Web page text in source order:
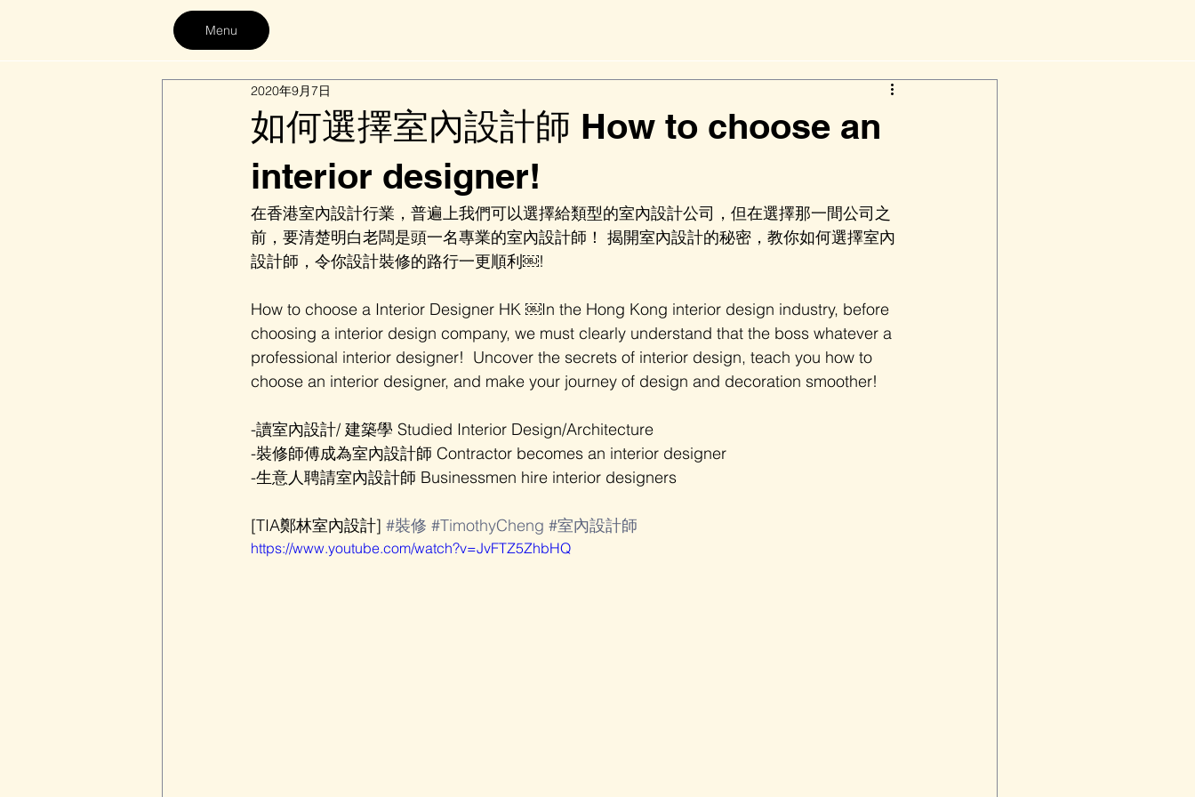
Menu
如何選擇室內設計師 How to choose an
interior designer!
2020年9月7日
在香港室內設計行業，普遍上我們可以選擇給類型的室內設計公司，但在選擇那一間公司之
前，要清楚明白老闆是頭一名專業的室內設計師！ 揭開室內設計的秘密，教你如何選擇室內
設計師，令你設計裝修的路行一更順利￼!
How to choose a Interior Designer HK ￼In the Hong Kong interior design industry, before
choosing a interior design company, we must clearly understand that the boss whatever a
professional interior designer!  Uncover the secrets of interior design, teach you how to
choose an interior designer, and make your journey of design and decoration smoother!
-讀室內設計/ 建築學 Studied Interior Design/Architecture
-裝修師傅成為室內設計師 Contractor becomes an interior designer
-生意人聘請室內設計師 Businessmen hire interior designers
[TIA鄭林室內設計] #裝修 #TimothyCheng #室內設計師
https://www.youtube.com/watch?v=JvFTZ5ZhbHQ